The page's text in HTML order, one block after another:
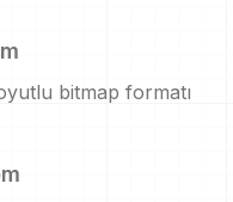
bitmap formatı